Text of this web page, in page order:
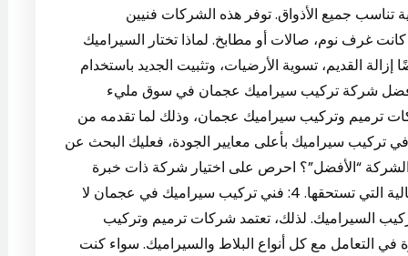
جميع الأذواق. توفر هذه الشركات فنيين
غرف نوم، صالات أو مطابخ. لماذا تختار السيراميك
القديم، تسوية الأرضيات، وتثبيت الجديد باستخدام
قوية، مما يضمن نتائج متينة ومثالية. 3: أفضل شركة تركيب سيراميك عجمان في سوق مليء
ترميم وتركيب سيراميك عجمان، وذلك لما تقدمه من
تركيب سيراميك بأعلى معايير الجودة، فعليك البحث عن
“الأفضل”؟ احرص على اختيار شركة ذات خبرة
ومشاريع موثقة في عجمان لتحصل على النتيجة المثالية التي تستحقها. 4: فني تركيب سيراميك في عجمان لا
السيراميك. لذلك، تعتمد شركات ترميم وتركيب
التعامل مع كل أنواع البلاط والسيراميك. سواء كنت